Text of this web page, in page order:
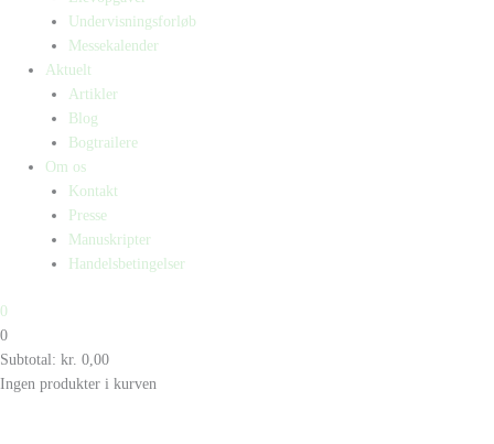
Undervisningsforløb
Messekalender
Aktuelt
Artikler
Blog
Bogtrailere
Om os
Kontakt
Presse
Manuskripter
Handelsbetingelser
0
0
Subtotal: kr. 0,00
Ingen produkter i kurven